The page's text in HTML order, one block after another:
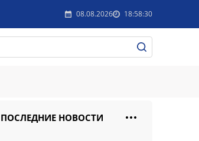
08.08.2026 18:58:30
ПОСЛЕДНИЕ НОВОСТИ